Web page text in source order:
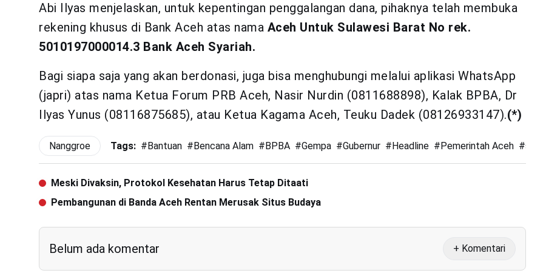
Abi Ilyas menjelaskan, untuk kepentingan penggalangan dana, pihaknya telah membuka
rekening khusus di Bank Aceh atas nama Aceh Untuk Sulawesi Barat No rek.
5010197000014.3 Bank Aceh Syariah.
Bagi siapa saja yang akan berdonasi, juga bisa menghubungi melalui aplikasi WhatsApp
(japri) atas nama Ketua Forum PRB Aceh, Nasir Nurdin (0811688898), Kalak BPBA, Dr
Ilyas Yunus (08116875685), atau Ketua Kagama Aceh, Teuku Dadek (08126933147).(*)
Nanggroe Tags: # Bantuan # Bencana Alam # BPBA #Gempa #Gubernur # Headline # Pemerintah Aceh #sulbar
Meski Divaksin, Protokol Kesehatan Harus Tetap Ditaati
Pembangunan di Banda Aceh Rentan Merusak Situs Budaya
Belum ada komentar + Komentari